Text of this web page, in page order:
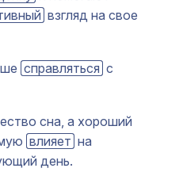
взгляд на свое
справляться с
сна, а хороший
влияет на
день.